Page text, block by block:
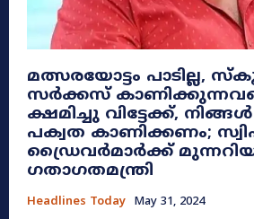
മത്സരയോട്ടം പാടില്ല,
സര്‍ക്കസ്
ക്ഷമിച്ചു വിട്ടേക്ക്,
പക്വത കാണിക്കണം;
ഡ്രൈവര്‍മാര്‍ക്ക്
ഗതാഗതമന്ത്രി
Headlines Today May 31, 2024